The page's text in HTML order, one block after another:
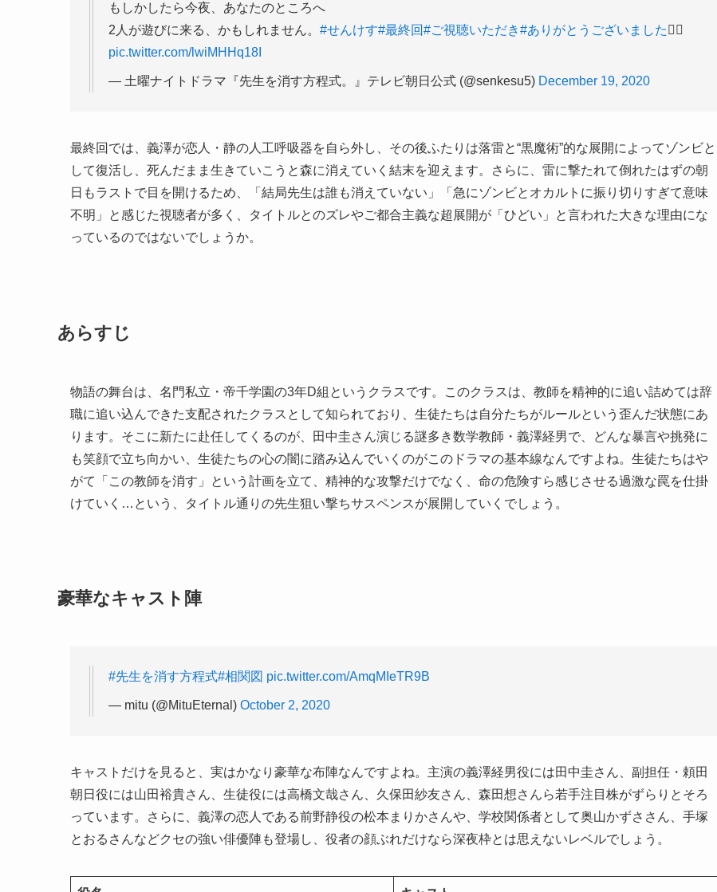
もしかしたら今夜、あなたのところへ
2人が遊びに来る、かもしれません。 #せんけす#最終回#ご視聴いただき#ありがとうございました 🧟‍♂️
pic.twitter.com/lwiMHHq18I
— 土曜ナイトドラマ『先生を消す方程式。』テレビ朝日公式 (@senkesu5) December 19, 2020
最終回では、義澤が恋人・静の人工呼吸器を自ら外し、その後ふたりは落雷と“黒魔術”的な展開によってゾンビと
して復活し、死んだまま生きていこうと森に消えていく結末を迎えます。さらに、雷に撃たれて倒れたはずの朝
日もラストで目を開けるため、「結局先生は誰も消えていない」「急にゾンビとオカルトに振り切りすぎて意味
不明」と感じた視聴者が多く、タイトルとのズレやご都合主義な超展開が「ひどい」と言われた大きな理由にな
っているのではないでしょうか。
あらすじ
物語の舞台は、名門私立・帝千学園の3年D組というクラスです。このクラスは、教師を精神的に追い詰めては辞
職に追い込んできた支配されたクラスとして知られており、生徒たちは自分たちがルールという歪んだ状態にあ
ります。そこに新たに赴任してくるのが、田中圭さん演じる謎多き数学教師・義澤経男で、どんな暴言や挑発に
も笑顔で立ち向かい、生徒たちの心の闇に踏み込んでいくのがこのドラマの基本線なんですよね。生徒たちはや
がて「この教師を消す」という計画を立て、精神的な攻撃だけでなく、命の危険すら感じさせる過激な罠を仕掛
けていく…という、タイトル通りの先生狙い撃ちサスペンスが展開していくでしょう。
豪華なキャスト陣
#先生を消す方程式#相関図 pic.twitter.com/AmqMIeTR9B
— mitu (@MituEternal) October 2, 2020
キャストだけを見ると、実はかなり豪華な布陣なんですよね。主演の義澤経男役には田中圭さん、副担任・頼田
朝日役には山田裕貴さん、生徒役には高橋文哉さん、久保田紗友さん、森田想さんら若手注目株がずらりとそろ
っています。さらに、義澤の恋人である前野静役の松本まりかさんや、学校関係者として奥山かずささん、手塚
とおるさんなどクセの強い俳優陣も登場し、役者の顔ぶれだけなら深夜枠とは思えないレベルでしょう。